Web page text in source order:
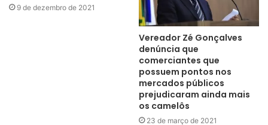
9 de dezembro de 2021
Vereador Zé Gonçalves
denúncia que
comerciantes que
possuem pontos nos
mercados públicos
prejudicaram ainda mais
os camelôs
23 de março de 2021